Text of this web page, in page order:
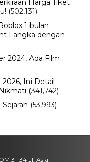
Harga Tiket
(502,131)
1 bulan
Langka dengan
2024, Ada Film
Ini Detail
(341,742)
(53,993)
31-34 Jl. Asia